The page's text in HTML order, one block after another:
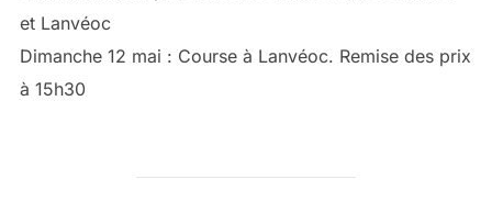
et Lanvéoc
Dimanche 12 mai : Course à Lanvéoc. Remise des prix
à 15h30